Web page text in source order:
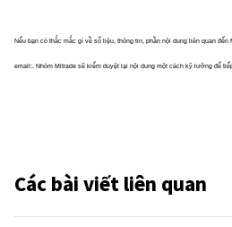
Nếu bạn có thắc mắc gì về số liệu, thông tin, phần nội dung liên quan
email:. Nhóm Mitrade sẽ kiểm duyệt lại nội dung một cách kỹ lưỡng để
Các bài viết liên quan